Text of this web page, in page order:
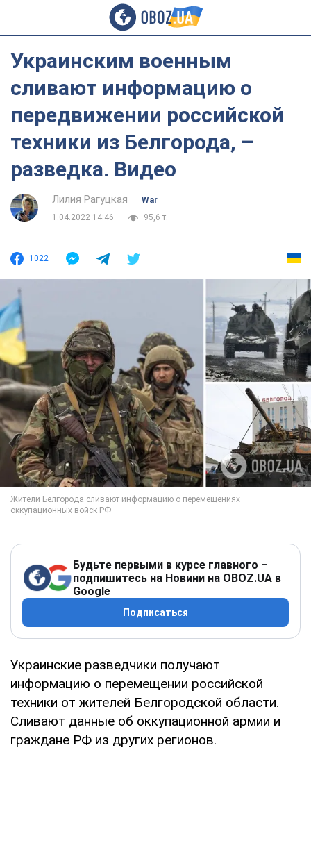
Украинским военным
сливают информацию о
передвижении российской
техники из Белгорода, –
разведка. Видео
Лилия Рагуцкая
War
1.04.2022 14:46
95,6 т.
1022
Будьте первыми в курсе главного –
подпишитесь на Новини на OBOZ.UA в
Google
Подписаться
Украинские разведчики получают
информацию о перемещении российской
техники от жителей Белгородской области.
Сливают данные об оккупационной армии и
граждане РФ из других регионов.